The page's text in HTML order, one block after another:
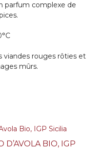
parfum complexe de
viandes rouges rôties et
mûrs.
D’AVOLA BIO, IGP